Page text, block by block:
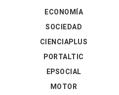
ECONOMÍA
SOCIEDAD
CIENCIAPLUS
PORTALTIC
EPSOCIAL
MOTOR